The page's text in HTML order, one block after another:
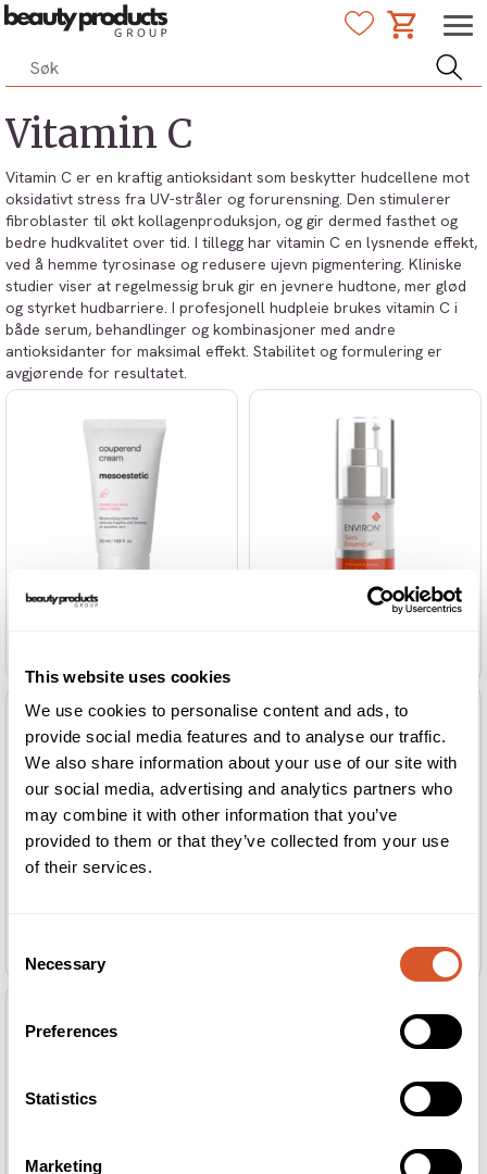
This website uses cookies
We use cookies to personalise content and ads, to
provide social media features and to analyse our traffic.
We also share information about your use of our site with
our social media, advertising and analytics partners who
may combine it with other information that you’ve
provided to them or that they’ve collected from your use
of their services.
Selection
Necessary
Preferences
Statistics
Marketing
Vitamin C
Vitamin C er en kraftig antioksidant som beskytter hudcellene mot
oksidativt stress fra UV-stråler og forurensning. Den stimulerer
fibroblaster til økt kollagenproduksjon, og gir dermed fasthet og
bedre hudkvalitet over tid. I tillegg har vitamin C en lysnende effekt,
ved å hemme tyrosinase og redusere ujevn pigmentering. Kliniske
studier viser at regelmessig bruk gir en jevnere hudtone, mer glød
og styrket hudbarriere. I profesjonell hudpleie brukes vitamin C i
både serum, behandlinger og kombinasjoner med andre
antioksidanter for maksimal effekt. Stabilitet og formulering er
avgjørende for resultatet.